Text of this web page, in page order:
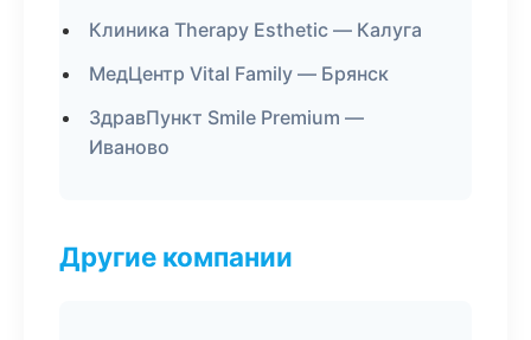
Клиника Therapy Esthetic — Калуга
МедЦентр Vital Family — Брянск
ЗдравПункт Smile Premium —
Иваново
Другие компании